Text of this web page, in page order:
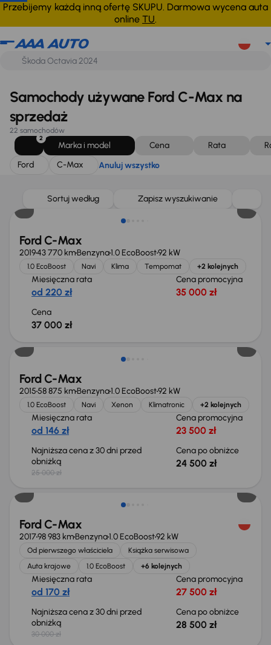
Przebijemy każdą inną ofertę SKUPU. Darmowa wycena auta
online TU.
Ford C-Max Anuluj wszystko
Samochody używane Ford C-Max na
sprzedaż
22 samochodów
2
Marka i model Cena Rata
Ford
C-Max Anuluj wszystko
Sortuj według Zapisz wyszukiwanie
Ford C-Max
201943 770 kmBenzyna1.0 EcoBoost92 kW
1.0 EcoBoost Navi Klima Tempomat +2 kolejnych
Miesięczna rata
od 220 zł
Cena promocyjna
35 000 zł
Cena
37 000 zł
Ford C-Max
201558 875 kmBenzyna1.0 EcoBoost92 kW
1.0 EcoBoost Navi Xenon Klimatronic +2 kolejnych
Miesięczna rata
od 146 zł
Cena promocyjna
23 500 zł
Najniższa cena z 30 dni przed
obniżką
25 000 zł
Cena po obniżce
24 500 zł
Taniej o 1 500 zł
Ford C-Max
201798 983 kmBenzyna1.0 EcoBoost92 kW
Od pierwszego właściciela
Książka serwisowa
Auta krajowe
1.0 EcoBoost +6 kolejnych
Miesięczna rata
od 170 zł
Cena promocyjna
27 500 zł
Najniższa cena z 30 dni przed
obniżką
30 000 zł
Cena po obniżce
28 500 zł
Taniej o 1 500 zł